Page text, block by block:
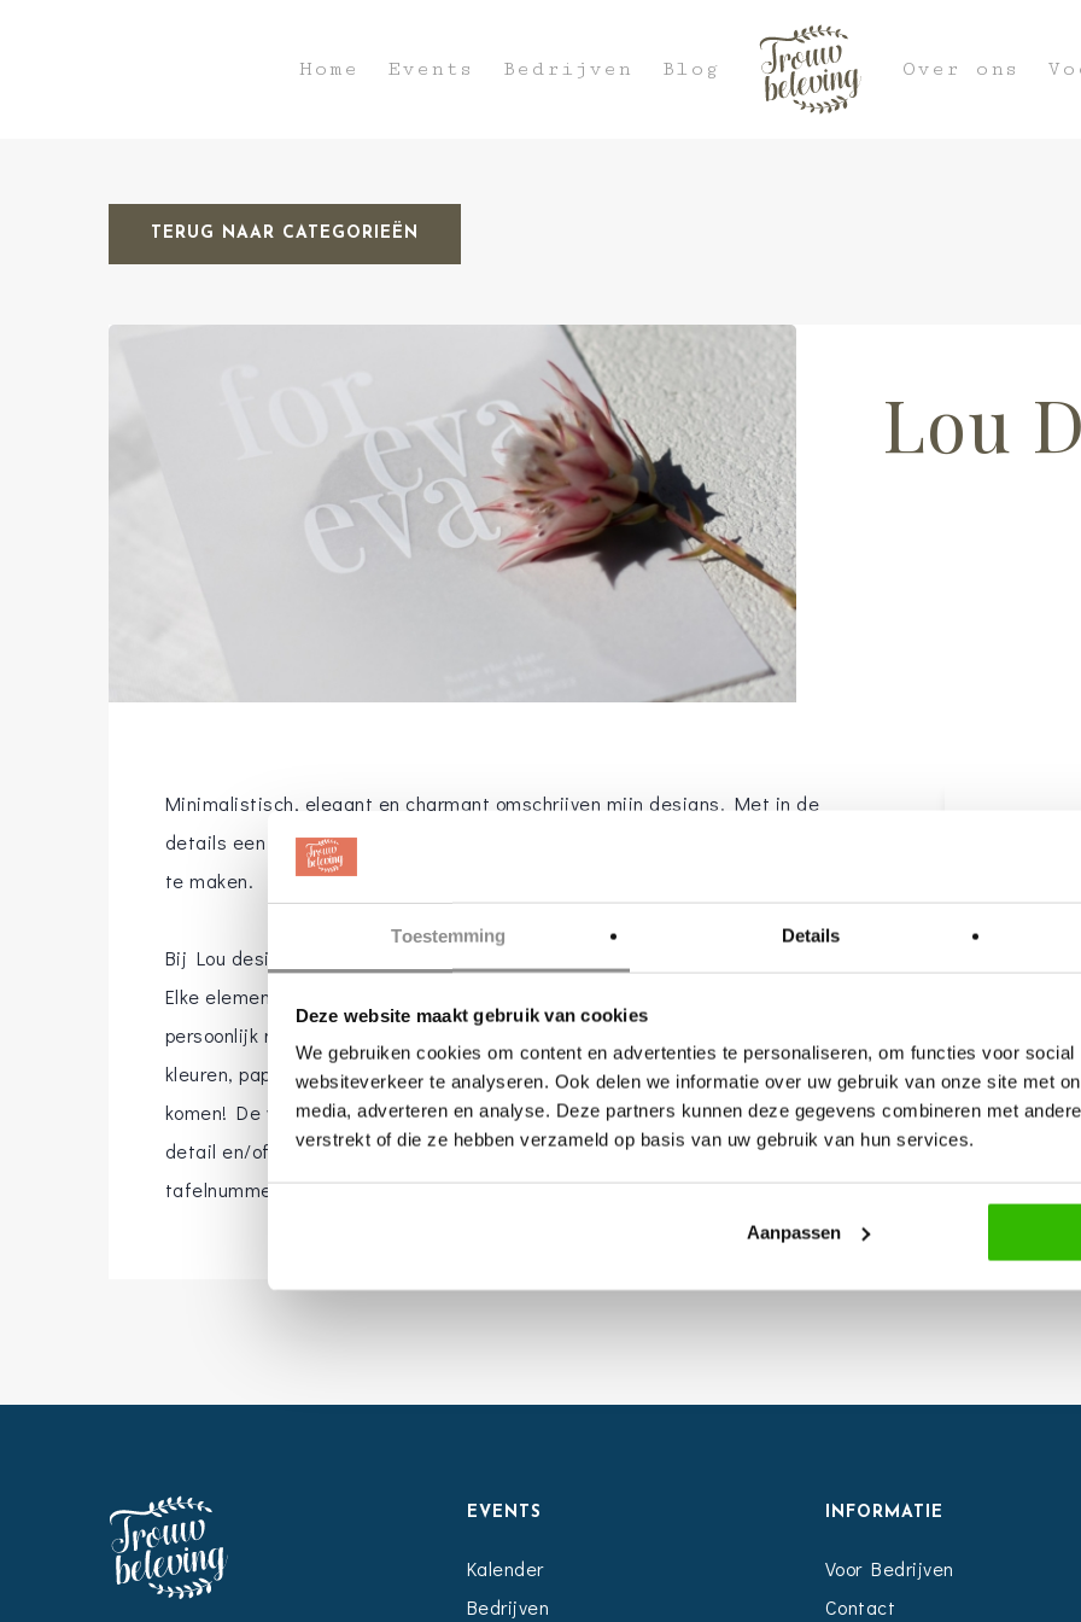
Toestemming Details
Deze website maakt gebruik van cookies
We gebruiken cookies om content en advertenties te personaliseren, om functies voor
websiteverkeer te analyseren. Ook delen we informatie over uw gebruik van onze site met
media, adverteren en analyse. Deze partners kunnen deze gegevens combineren met
verstrekt of die ze hebben verzameld op basis van uw gebruik van hun services.
Aanpassen
Hit enter to search or ESC to close
Home Events Bedrijven Blog Over ons
TERUG NAAR CATEGORIEËN
Lou
Minimalistisch, elegant en charmant omschrijven mijn designs. Met in de
details een persoonlijke touch om elke weddingstationery persoonlijk en uniek
te maken.
Bij Lou design wordt jullie wedding stationery helemaal op maat gemaakt.
Elke element is uniek zodat het perfect bij jullie als koppel past. Ik help je
persoonlijk mee in dit proces met het meedenken van druktechnieken,
kleuren, papiersoort en persoonlijke afwerking zodat we samen tot iets moois
komen! De weddingstationery kan bestaan uit: save the date, uitnodiging,
detail en/of programma kaart, dresscode kaart, welkomstborden,
tafelnummers, naamkaartjes, menu’s en meer…
EVENTS
Kalender
Bedrijven
INFORMATIE
Voor Bedrijven
Contact